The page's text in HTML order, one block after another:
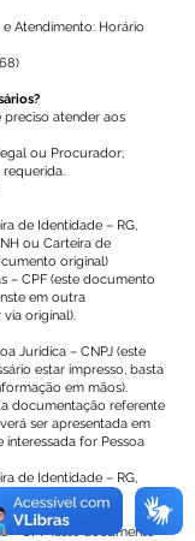
Atendimento: Horário
preciso atender aos
ou Procurador;
de Identidade – RG,
ou Carteira de
original)
– CPF (este documento
em outra
original).
Jurídica – CNPJ (este
estar impresso, basta
em mãos).
(a documentação referente
ser apresentada em
for Pessoa
de Identidade – RG,
ou Carteira de
original)
– CPF (este documento